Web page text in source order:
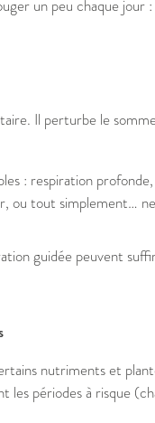
un peu chaque jour :
Il perturbe le
: respiration
ou tout simplement…
guidée peuvent
nutriments et
périodes à risque